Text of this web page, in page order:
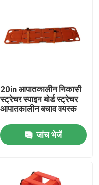
20in आपातकालीन निकासी
स्ट्रेचर स्पाइन बोर्ड स्ट्रेचर
आपातकालीन बचाव वयस्क
जांच भेजें